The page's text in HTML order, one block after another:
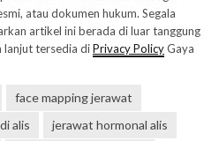
atau dokumen hukum. Segala
artikel ini berada di luar tanggung
lanjut tersedia diPrivacy PolicyGaya
face mapping jerawat
alis
jerawat hormonal alis